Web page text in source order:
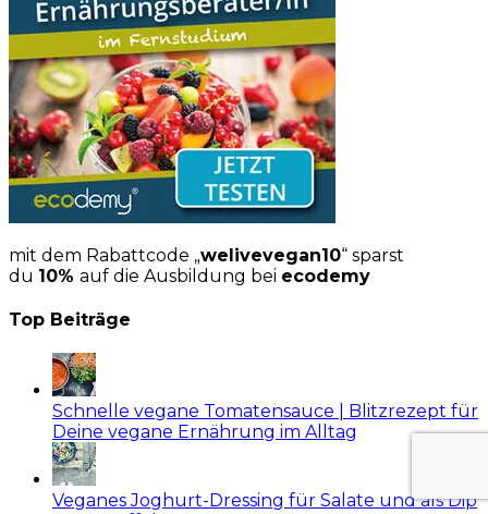
mit dem Rabattcode „welivevegan10“ sparst
du 10% auf die Ausbildung bei ecodemy
Top Beiträge
Schnelle vegane Tomatensauce | Blitzrezept für
Deine vegane Ernährung im Alltag
Veganes Joghurt-Dressing für Salate und als Dip